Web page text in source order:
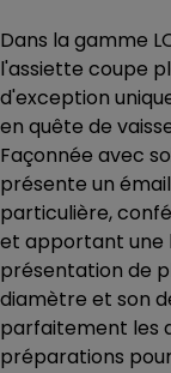
Dans la gamme
l'assiette coupe
d'exception
en quête de
Façonnée avec
présente un
particulière,
et apportant une
présentation de
diamètre et son
parfaitement les
préparations